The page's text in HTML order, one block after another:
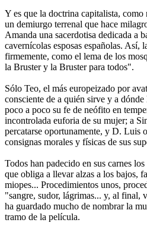
Y es que la doctrina capitalista,
un demiurgo terrenal que hace
Amanda una sacerdotisa dedicada a
cavernícolas esposas españolas. Así,
firmemente, como el lema de los
la Bruster y la Bruster para todos".
Sólo Teo, el más europeizado por
consciente de a quién sirve y a
poco a poco su fe de neófito en
incontrolada euforia de su mujer; a
percatarse oportunamente, y D. Luis
consignas morales y físicas de sus
Todos han padecido en sus carnes
que obliga a llevar alzas a los bajos,
miopes... Procedimientos unos,
"sangre, sudor, lágrimas... y, al final,
ha guardado mucho de nombrar la
tramo de la película.